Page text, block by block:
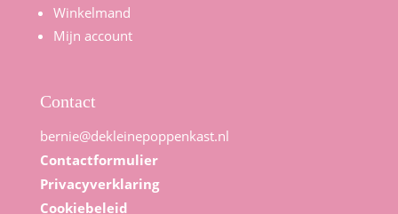
Winkelmand
Mijn account
Contact
bernie@dekleinepoppenkast.nl
Contactformulier
Privacyverklaring
Cookiebeleid